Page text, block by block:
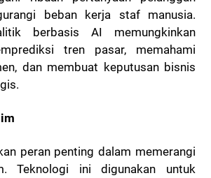
beban kerja staf manusia.
berbasis AI memungkinkan
tren pasar, memahami
dan membuat keputusan bisnis
peran penting dalam memerangi
Teknologi ini digunakan untuk